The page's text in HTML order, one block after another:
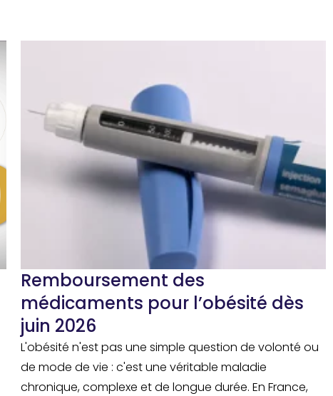
Remboursement des
médicaments pour l’obésité dès
juin 2026
L'obésité n'est pas une simple question de volonté ou
de mode de vie : c'est une véritable maladie
chronique, complexe et de longue durée. En France,